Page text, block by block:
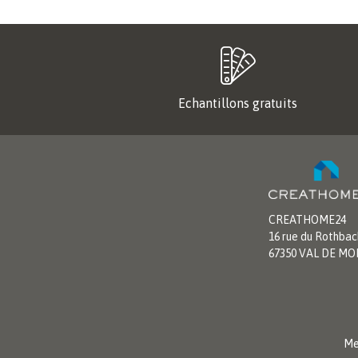
Echantillons gratuits
CREATHOME24
16 rue du
67350 VAL DE